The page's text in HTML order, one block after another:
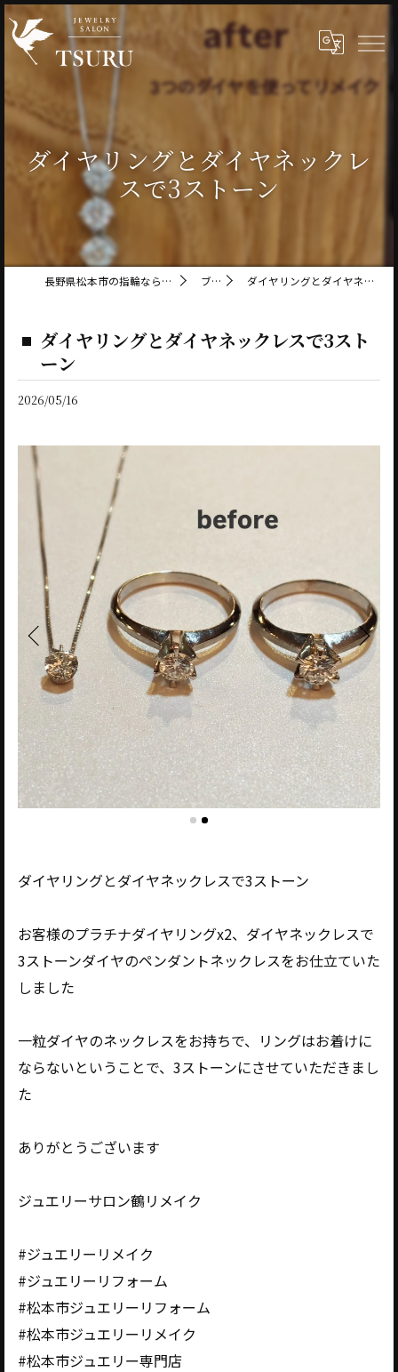
ダイヤリングとダイヤネックレ
スで3ストーン
長野県松本市の指輪ならジュエリーサロン鶴 ブログ ダイヤリングとダイヤネックレスで3ストーン
ダイヤリングとダイヤネックレスで3スト
ーン
2026/05/16
ダイヤリングとダイヤネックレスで3ストーン
お客様のプラチナダイヤリングx2、ダイヤネックレスで
3ストーンダイヤのペンダントネックレスをお仕立ていた
しました
一粒ダイヤのネックレスをお持ちで、リングはお着けに
ならないということで、3ストーンにさせていただきまし
た
ありがとうございます
ジュエリーサロン鶴リメイク
#ジュエリーリメイク
#ジュエリーリフォーム
#松本市ジュエリーリフォーム
#松本市ジュエリーリメイク
#松本市ジュエリー専門店